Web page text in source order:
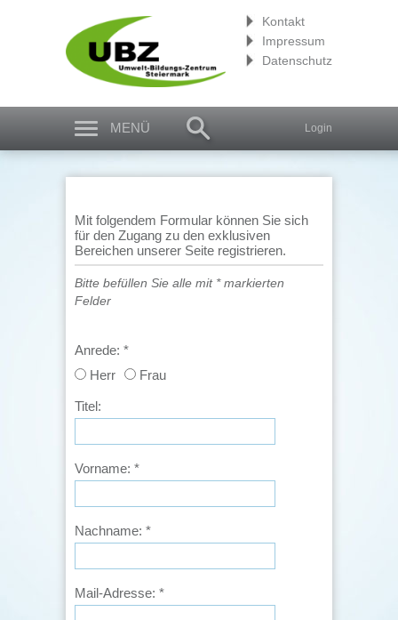
Kontakt
Impressum
Datenschutz
Login
MENÜ
Mit folgendem Formular können Sie sich
für den Zugang zu den exklusiven
Bereichen unserer Seite registrieren.
Bitte befüllen Sie alle mit * markierten
Felder
Anrede: *
Herr
Frau
Titel:
Vorname: *
Nachname: *
Mail-Adresse: *